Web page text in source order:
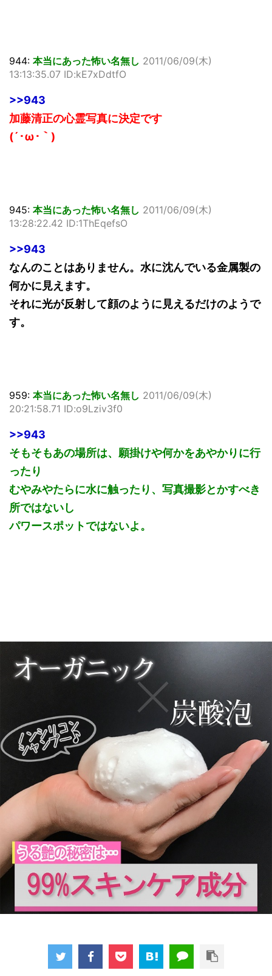
944: 本当にあった怖い名無し 2011/06/09(木)
13:13:35.07 ID:kE7xDdtfO
>>943
加藤清正の心霊写真に決定です
(´･ω･｀)
945: 本当にあった怖い名無し 2011/06/09(木)
13:28:22.42 ID:1ThEqefsO
>>943
なんのことはありません。水に沈んでいる金属製の
何かに見えます。
それに光が反射して顔のように見えるだけのようで
す。
959: 本当にあった怖い名無し 2011/06/09(木)
20:21:58.71 ID:o9Lziv3f0
>>943
そもそもあの場所は、願掛けや何かをあやかりに行
ったり
むやみやたらに水に触ったり、写真撮影とかすべき
所ではないし
パワースポットではないよ。